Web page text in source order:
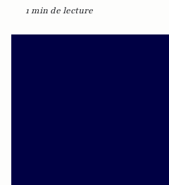
1 min de lecture